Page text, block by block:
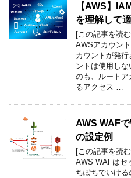
【AWS】
を理解して
[この記事を読
AWSアカウン
カウントが発
ントは使用し
のも、ルート
るアクセス …
AWS WAF
の設定例
[この記事を読
AWS WAFはセ
ちぽちでいけ